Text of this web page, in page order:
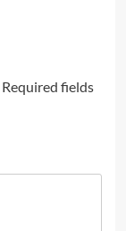
Required fields